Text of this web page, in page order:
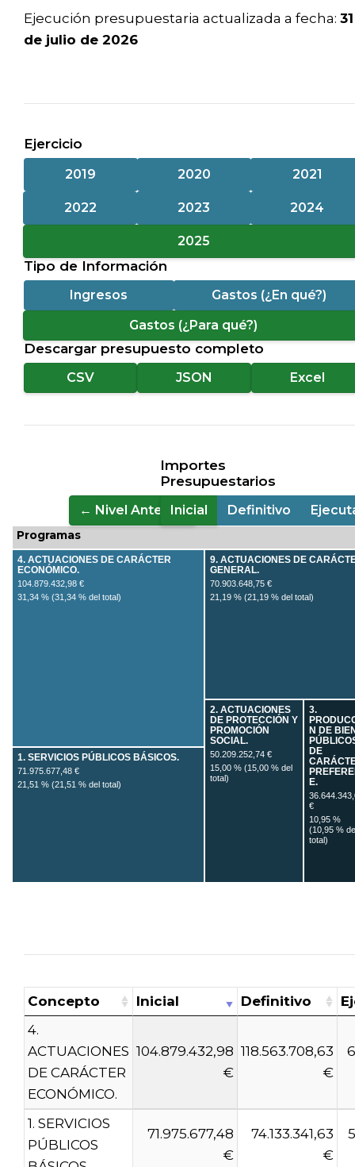
Ejecución presupuestaria actualizada a fecha: 31
de julio de 2026
Ejercicio
2019 2020 2021
2022 2023 2024
2025
Tipo de Información
Ingresos
Gastos (¿En qué?)
Gastos (¿Para qué?)
Descargar presupuesto completo
CSV JSON Excel
← Nivel Anterior
Importes
Presupuestarios
Inicial Definitivo
4. ACTUACIONES DE CARÁCTER
ECONÓMICO.
104.879.432,98 €
31,34 % (31,34 % del total)
1. SERVICIOS PÚBLICOS BÁSICOS.
71.975.677,48 €
21,51 % (21,51 % del total)
9. ACTUACIONES DE
GENERAL.
70.903.648,75 €
21,19 % (21,19 % del total)
2. ACTUACIONES
DE PROTECCIÓN Y
PROMOCIÓN
SOCIAL.
50.209.252,74 €
15,00 % (15,00 % del
total)
3.
N DE
DE
E.
€
10,95 %
(10,95 %
total)
Programas
Concepto Inicial Definitivo
4.
ACTUACIONES
DE CARÁCTER
ECONÓMICO.
104.879.432,98
€
118.563.708,63
€
1. SERVICIOS
PÚBLICOS
71.975.677,48
€
74.133.341,63
€